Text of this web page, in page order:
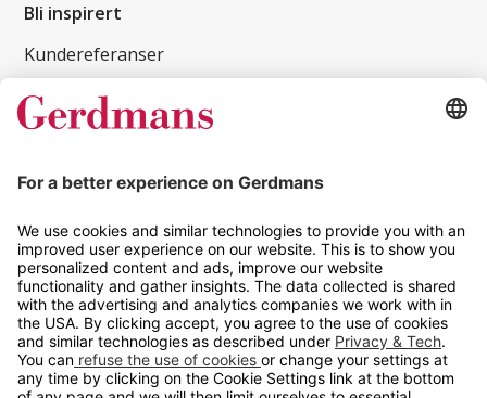
Bli inspirert
Kundereferanser
Magasin
Tips og guider
Kontakt
info@gerdmans.no
67 80 56 20
Åpningstid
Hverdager 08:00-16:00